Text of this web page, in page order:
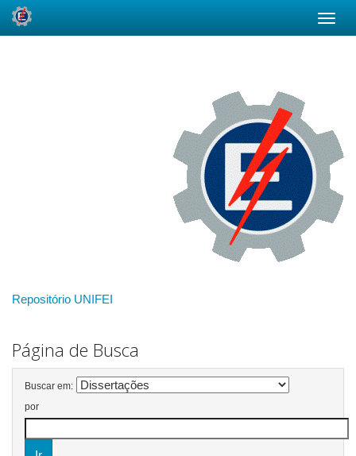
Repositório UNIFEI
Página de Busca
Buscar em:
por